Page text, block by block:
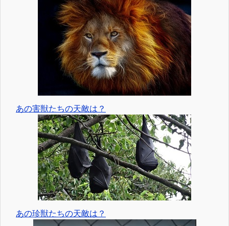
あの害獣たちの天敵は？
あの珍獣たちの天敵は？